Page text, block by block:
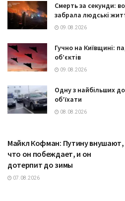
Смерть за секунди:
забрала людські
09.08.2026
Гучно на Київщині:
об’єктів
09.08.2026
Одну з найбільших
об’їхати
08.08.2026
Майкл Кофман: Путину внушают,
что он побеждает, и он
дотерпит до зимы
07.08.2026